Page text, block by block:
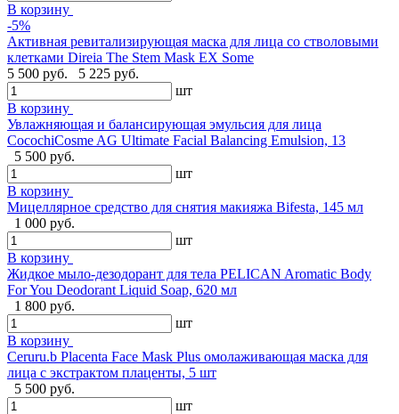
В корзину
-5%
Активная ревитализирующая маска для лица со стволовыми
клетками Direia The Stem Mask EX Some
5 500 руб.
5 225 руб.
шт
В корзину
Увлажняющая и балансирующая эмульсия для лица
CocochiCosme AG Ultimate Facial Balancing Emulsion, 13
5 500 руб.
шт
В корзину
Мицеллярное средство для снятия макияжа Bifesta, 145 мл
1 000 руб.
шт
В корзину
Жидкое мыло-дезодорант для тела PELICAN Aromatic Body
For You Deodorant Liquid Soap, 620 мл
1 800 руб.
шт
В корзину
Ceruru.b Placenta Face Mask Plus омолаживающая маска для
лица с экстрактом плаценты, 5 шт
5 500 руб.
шт